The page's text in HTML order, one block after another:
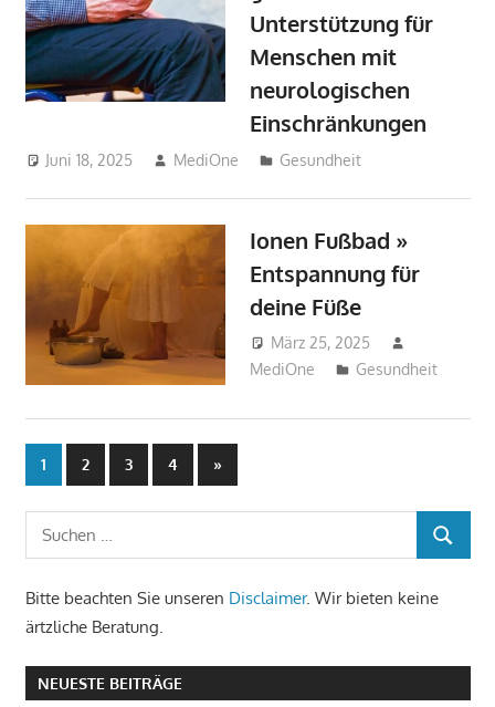
Unterstützung für
Menschen mit
neurologischen
Einschränkungen
Juni 18, 2025 MediOne Gesundheit
Ionen Fußbad »
Entspannung für
deine Füße
März 25, 2025
MediOne
Gesundheit
Seitennummerierung
der
Beiträge
1 2 3 4
Nächste
Beiträge
»
Suchen
nach:
SUCHEN
Bitte beachten Sie unseren Disclaimer. Wir bieten keine
ärtzliche Beratung.
NEUESTE BEITRÄGE